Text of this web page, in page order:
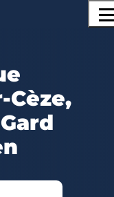
Cèze,